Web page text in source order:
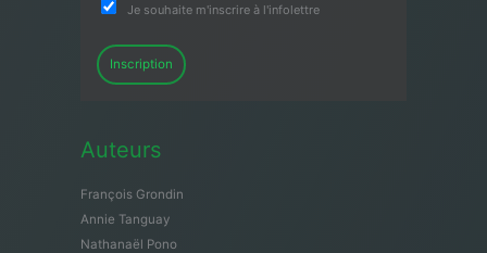
Je souhaite m'inscrire à l'infolettre
Inscription
Auteurs
François Grondin
Annie Tanguay
Nathanaël Pono